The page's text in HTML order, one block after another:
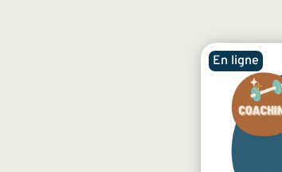
En ligne